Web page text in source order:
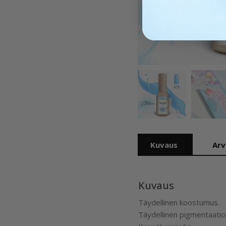
Kuvaus
Kuvaus
Täydellinen koostumus.
Täydellinen